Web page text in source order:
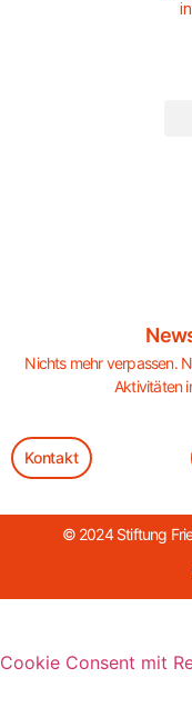
Nichts mehr verpassen.
Aktivitäten
Kontakt
© 2024 Stiftung
Cookie Consent mit